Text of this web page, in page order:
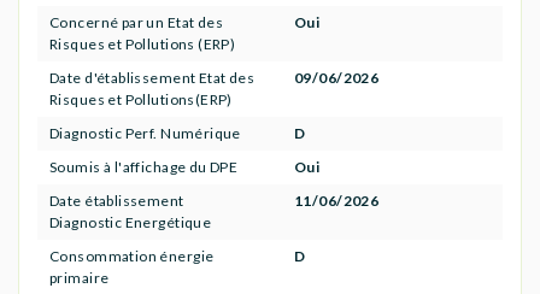
Concerné par un Etat des
Risques et Pollutions (ERP)
Oui
Date d'établissement Etat des
Risques et Pollutions(ERP)
09/06/2026
Diagnostic Perf. Numérique
D
Soumis à l'affichage du DPE
Oui
Date établissement
Diagnostic Energétique
11/06/2026
Consommation énergie
primaire
D